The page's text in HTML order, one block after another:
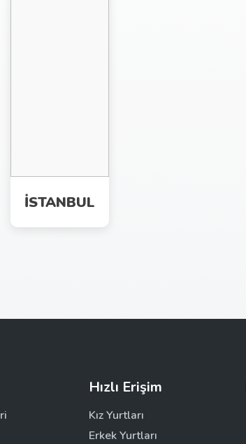
İSTANBUL
Hızlı Erişim
Kız Yurtları
Erkek Yurtları